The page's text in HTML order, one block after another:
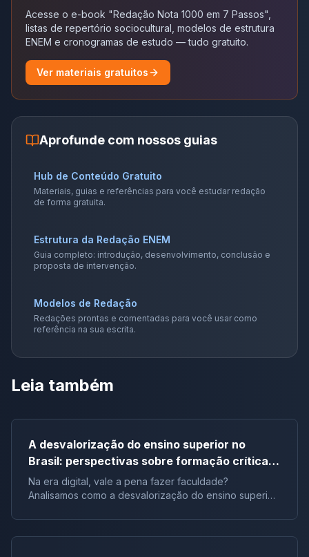
Acesse o e-book "Redação Nota 1000 em 7 Passos",
listas de repertório sociocultural, modelos de estrutura
ENEM e cronogramas de estudo — tudo gratuito.
Ver materiais gratuitos
Aprofunde com nossos guias
Hub de Conteúdo Gratuito
Materiais, guias e referências para você estudar redação
de forma gratuita.
Estrutura da Redação ENEM
Guia completo: introdução, desenvolvimento, conclusão e
proposta de intervenção.
Modelos de Redação
Redações prontas e comentadas para você usar como
referência na sua escrita.
Leia também
A desvalorização do ensino superior no
Brasil: perspectivas sobre formação crítica e
influência digital |Tema de redação
Na era digital, vale a pena fazer faculdade?
Analisamos como a desvalorização do ensino superior
Brasil.